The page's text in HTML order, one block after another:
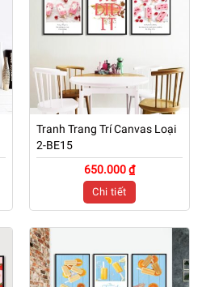
Tranh Trang Trí Canvas Loại
2-BE15
650.000 ₫
Chi tiết